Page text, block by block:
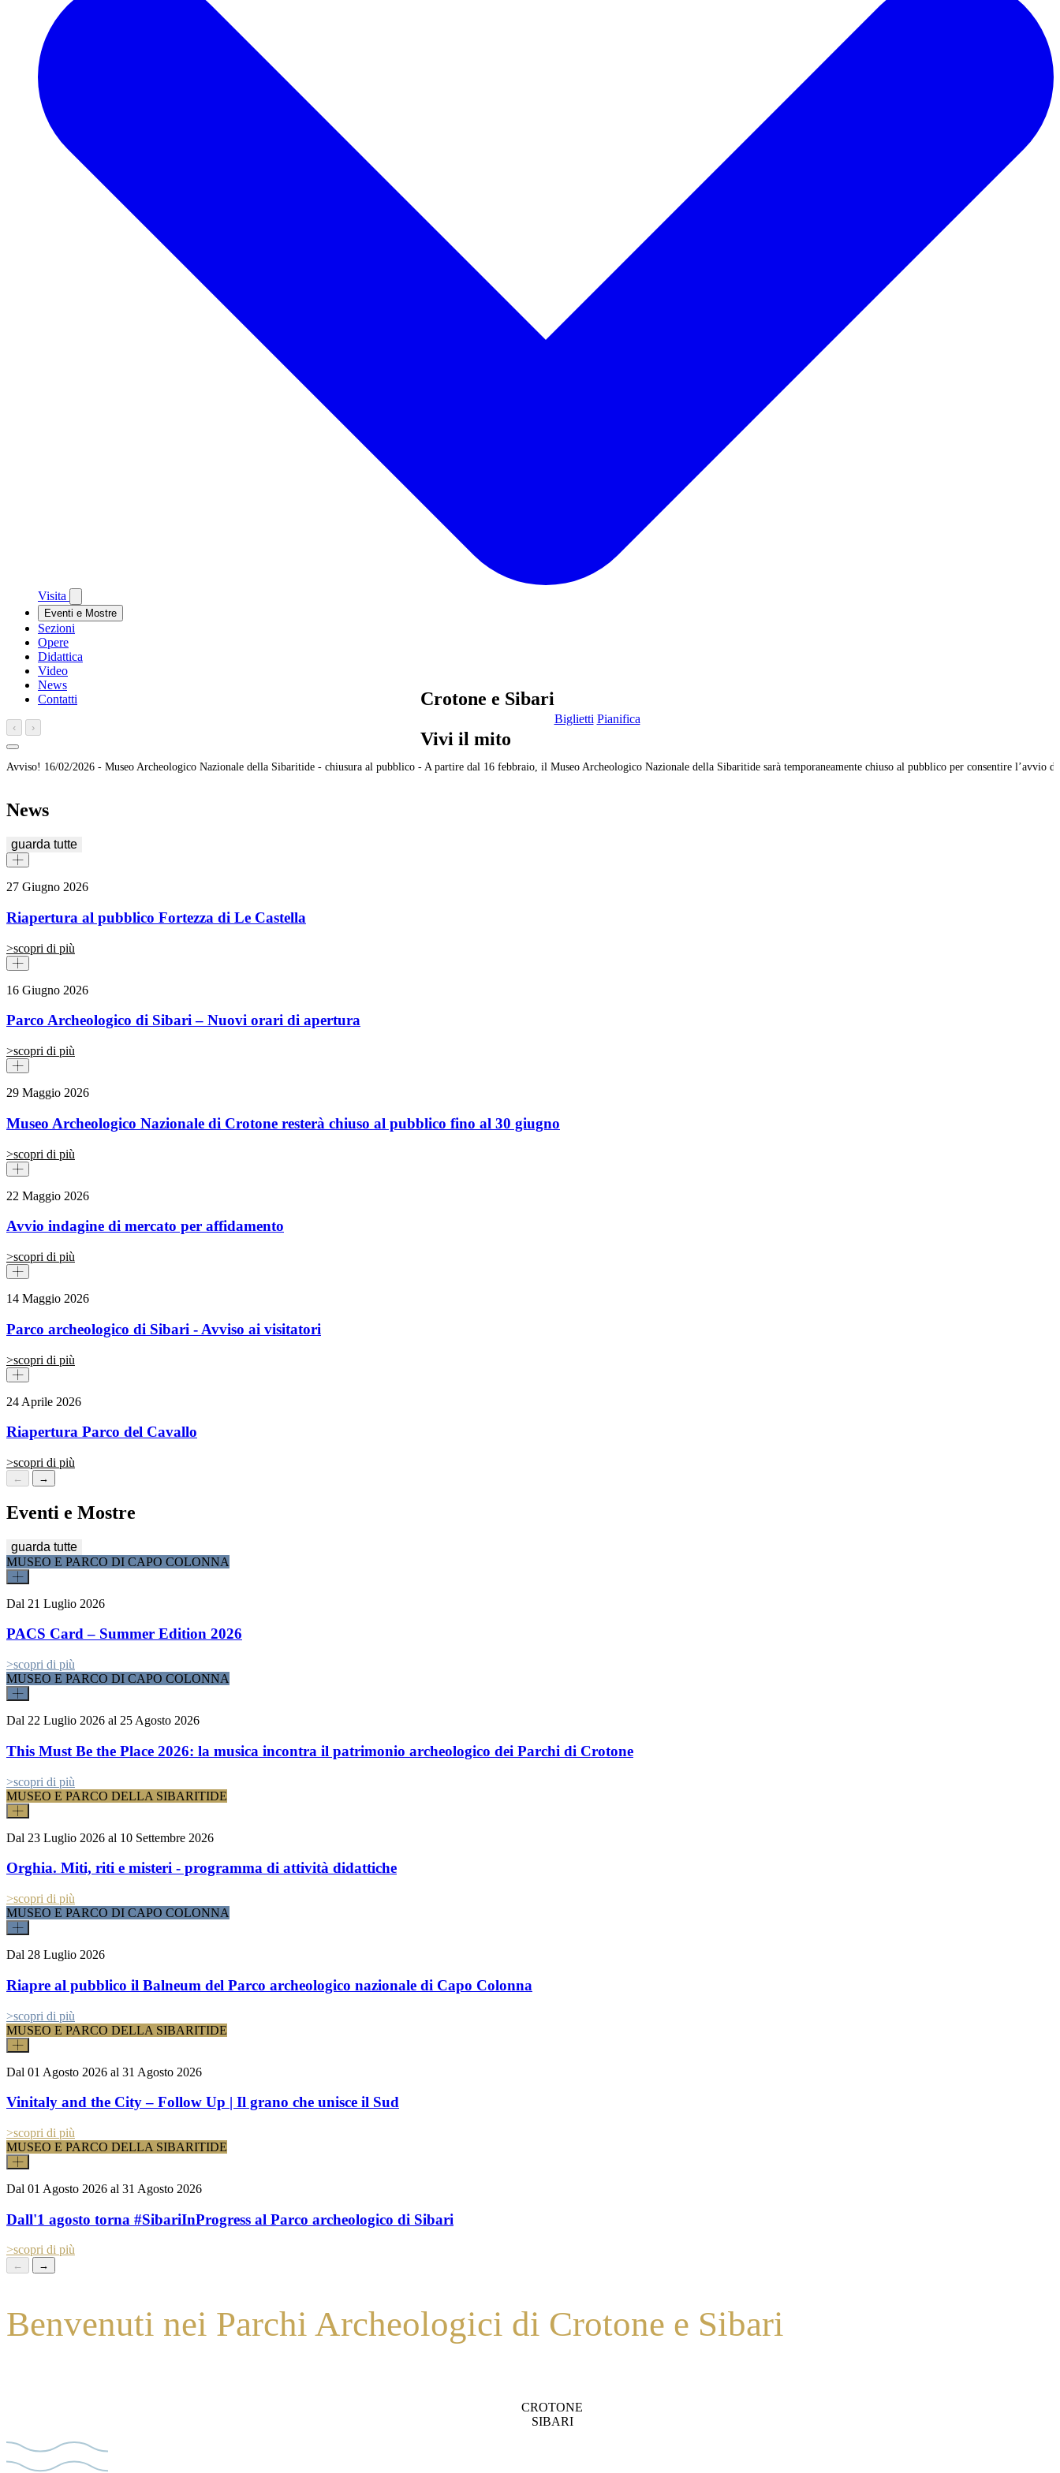
Visita
Eventi e Mostre
Sezioni
Opere
Didattica
Video
News
Contatti
Crotone e Sibari
Vivi il mito
Biglietti Pianifica
‹ ›
Avviso! 16/02/2026 - Museo Archeologico Nazionale della Sibaritide - chiusura al pubblico - A partire dal 16 febbraio, il Museo Archeologico Nazionale della Sibaritide sarà temporaneamente chiuso al pubblico per consentire
News
guarda tutte
27 Giugno 2026
Riapertura al pubblico Fortezza di Le Castella
>scopri di più
16 Giugno 2026
Parco Archeologico di Sibari – Nuovi orari di apertura
>scopri di più
29 Maggio 2026
Museo Archeologico Nazionale di Crotone resterà chiuso al pubblico fino al 30 giugno
>scopri di più
22 Maggio 2026
Avvio indagine di mercato per affidamento
>scopri di più
14 Maggio 2026
Parco archeologico di Sibari - Avviso ai visitatori
>scopri di più
24 Aprile 2026
Riapertura Parco del Cavallo
>scopri di più
← →
Eventi e Mostre
guarda tutte
MUSEO E PARCO DI CAPO COLONNA
Dal 21 Luglio 2026
PACS Card – Summer Edition 2026
>scopri di più
MUSEO E PARCO DI CAPO COLONNA
Dal 22 Luglio 2026 al 25 Agosto 2026
This Must Be the Place 2026: la musica incontra il patrimonio archeologico dei Parchi di Crotone
>scopri di più
MUSEO E PARCO DELLA SIBARITIDE
Dal 23 Luglio 2026 al 10 Settembre 2026
Orghia. Miti, riti e misteri - programma di attività didattiche
>scopri di più
MUSEO E PARCO DI CAPO COLONNA
Dal 28 Luglio 2026
Riapre al pubblico il Balneum del Parco archeologico nazionale di Capo Colonna
>scopri di più
MUSEO E PARCO DELLA SIBARITIDE
Dal 01 Agosto 2026 al 31 Agosto 2026
Vinitaly and the City – Follow Up | Il grano che unisce il Sud
>scopri di più
MUSEO E PARCO DELLA SIBARITIDE
Dal 01 Agosto 2026 al 31 Agosto 2026
Dall'1 agosto torna #SibariInProgress al Parco archeologico di Sibari
>scopri di più
← →
Benvenuti nei Parchi Archeologici di Crotone e Sibari
CROTONE
SIBARI